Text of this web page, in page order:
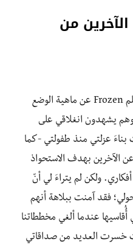
من
أتساءَلُ في كل مرة أشاهد فيها فيلم Frozen عن ماهية الوضع
وهم يشهدون انغلاقي على
عزلتي منذ طفولتي -كما
الآخرين بهدف الاستحواذ
ولكن لم يتراءَ لي أنّ
فقد آمنت ببلاهة أنهم
أُُقاسيها عندما ألغي مخططاتنا
خسرت العديد من صداقاتي